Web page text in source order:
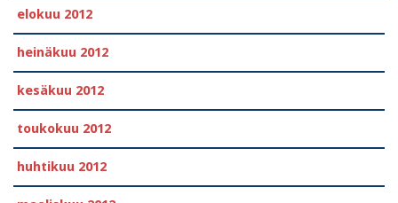
elokuu 2012
heinäkuu 2012
kesäkuu 2012
toukokuu 2012
huhtikuu 2012